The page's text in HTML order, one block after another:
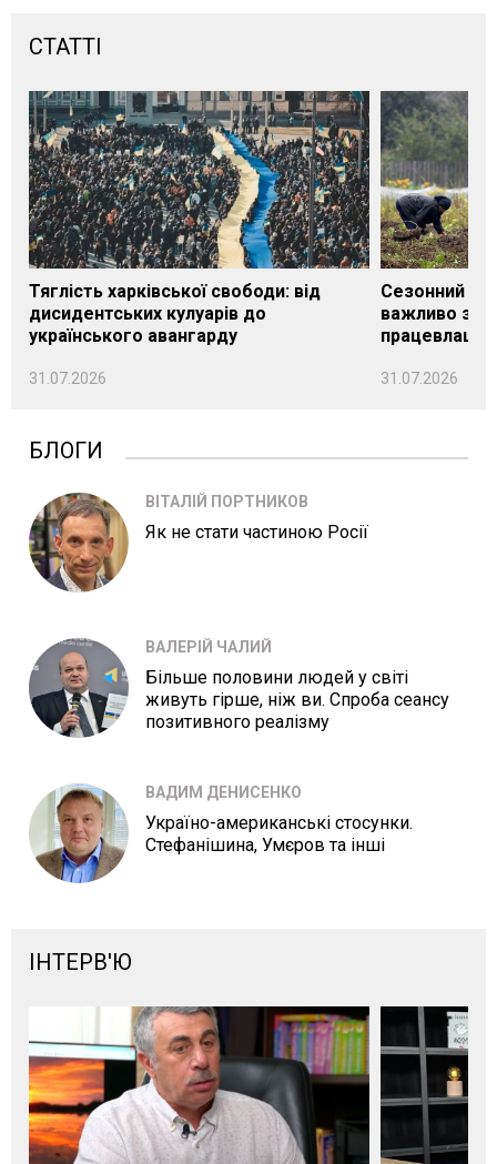
СТАТТІ
Тяглість харківської свободи: від
дисидентських кулуарів до
українського авангарду
31.07.2026
Сезонний
важливо
31.07.2026
БЛОГИ
ВІТАЛІЙ ПОРТНИКОВ
Як не стати частиною Росії
ВАЛЕРІЙ ЧАЛИЙ
Більше половини людей у світі
живуть гірше, ніж ви. Спроба сеансу
позитивного реалізму
ВАДИМ ДЕНИСЕНКО
Україно-американські стосунки.
Стефанішина, Умєров та інші
ІНТЕРВ'Ю